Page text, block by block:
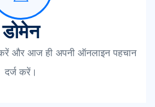
डोमेन
करें और आज ही अपनी ऑनलाइन पहचान
दर्ज करें।